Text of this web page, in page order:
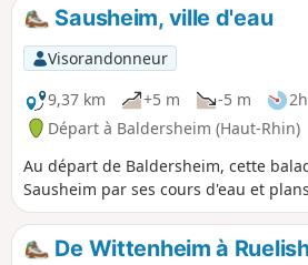
Sausheim, ville d'eau
Visorandonneur
9,37 km
+5 m -5 m
Départ à Baldersheim (Haut-Rhin)
Au départ de Baldersheim, cette
Sausheim par ses cours d'eau et
De Wittenheim à